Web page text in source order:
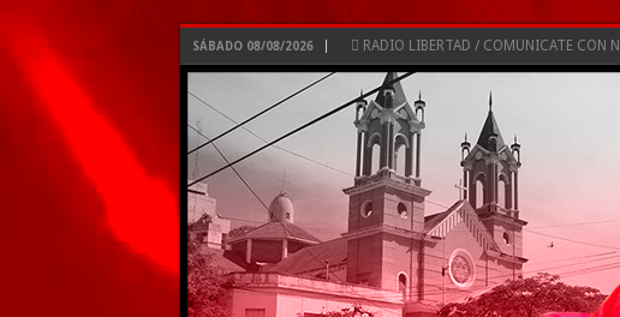
SÁBADO 08/08/2026 RADIO LIBERTAD / COMUNICATE CON